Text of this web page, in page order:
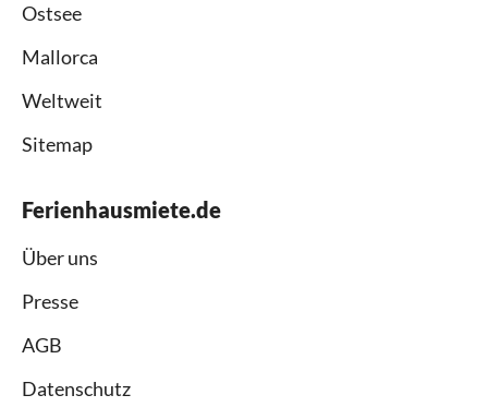
Ostsee
Mallorca
Weltweit
Sitemap
Ferienhausmiete.de
Über uns
Presse
AGB
Datenschutz